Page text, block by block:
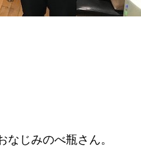
じみのべ瓶さん。